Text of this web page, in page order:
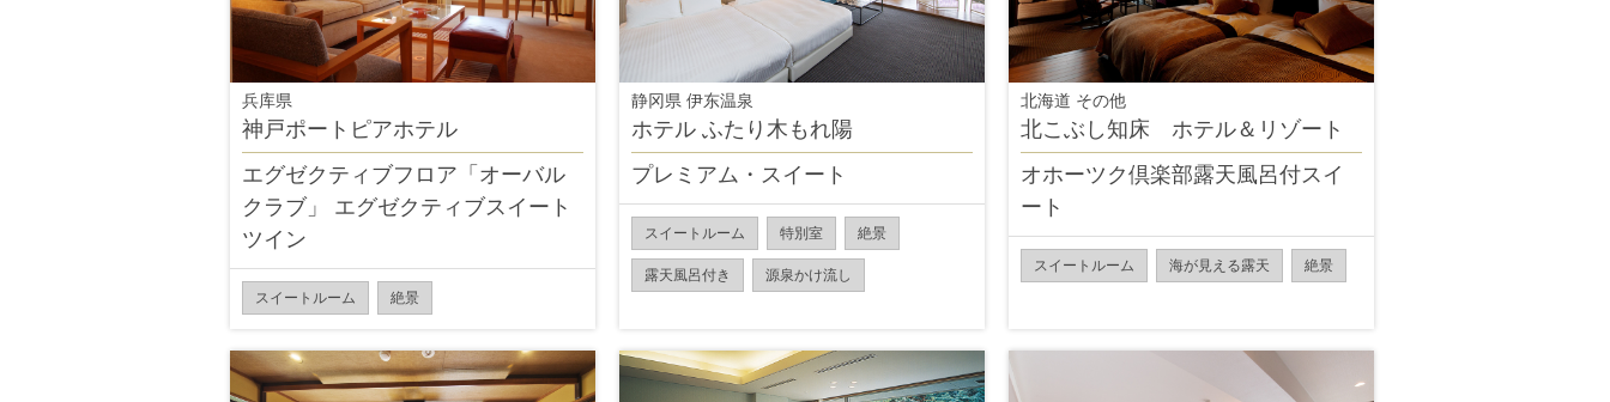
兵库県
神戸ポートピアホテル
エグゼクティブフロア「オーバル
クラブ」 エグゼクティブスイート
ツイン
スイートルーム 絶景
静冈県 伊东温泉
ホテル ふたり木もれ陽
プレミアム・スイート
スイートルーム 特別室 絶景
露天風呂付き 源泉かけ流し
北海道 その他
北こぶし知床 ホテル＆リゾート
オホーツク倶楽部露天風呂付スイ
ート
スイートルーム 海が見える露天 絶景